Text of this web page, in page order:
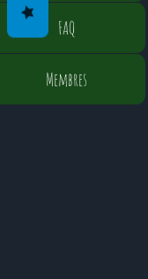
FAQ
Membres